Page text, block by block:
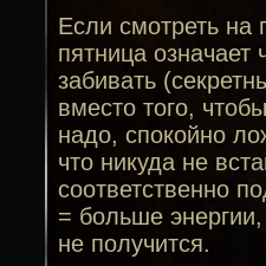
Если смотреть на
пятница означает
забивать
вместо того,
надо, спокойно
что никуда не
соответственно
= больше
не получится.